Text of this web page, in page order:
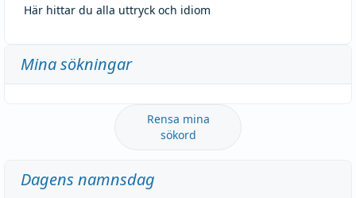
Här hittar du alla uttryck och idiom
Mina sökningar
Rensa mina
sökord
Dagens namnsdag